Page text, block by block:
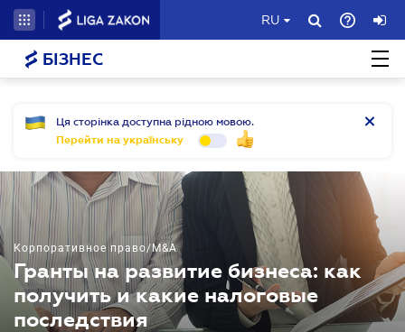
RU
БІЗНЕС
Ця сторінка доступна рідною мовою.
Перейти на українську
Корпоративное право/M&A
Гранты на развитие бизнеса: как
получить и какие налоговые
последствия